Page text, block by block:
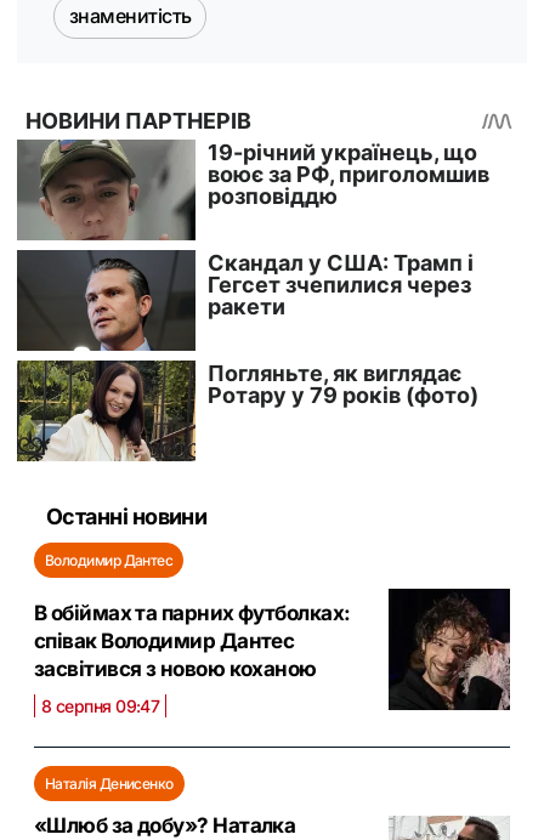
знаменитість
Останні новини
Володимир Дантес
В обіймах та парних футболках:
співак Володимир Дантес
засвітився з новою коханою
8 серпня 09:47
Наталія Денисенко
«Шлюб за добу»? Наталка